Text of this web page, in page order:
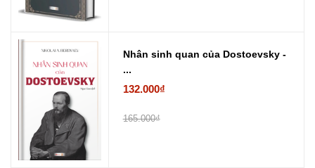
Nhân sinh quan của Dostoevsky -
...
132.000₫
165.000₫